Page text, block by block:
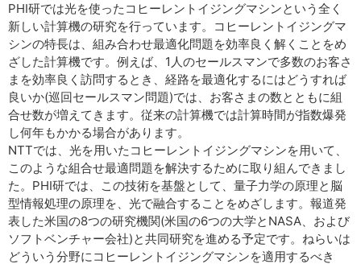
PHI研では光を使ったコヒーレントイジングマシンという全く
新しい計算機の研究を行っています。コヒーレントイジングマ
シンの特長は、組み合わせ最適化問題を効率良く解くことをめ
ざした計算機です。例えば、1人のセールスマンで多数のお客さ
まを効率良く訪問するとき、経路を最適化するにはどうすれば
良いか(巡回セールスマン問題)では、お客さまの数とともに組
合せ数が増えてきます。従来の計算機では計算時間が指数爆発
し何年もかかる場合があります。
NTTでは、光を用いたコヒーレントイジングマシンを用いて、
このような組合せ最適問題を解決するために取り組んできまし
た。PHI研では、この技術を基盤として、量子力学の原理と脳
型情報処理の原理を、光で融合することをめざします。報道発
表した米国の8つの研究機関(米国の6つの大学とNASA、および
ソフトベンチャー会社)と共同研究を進める予定です。ねらいは
どういう分野にコヒーレントイジングマシンを適用するべき